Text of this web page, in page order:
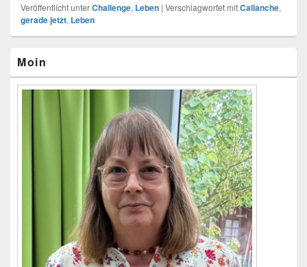
Veröffentlicht unterChallenge, Leben | Verschlagwortet mitCallanche,
gerade jetzt, Leben
Seitenleisten-
Widgetbereich
Moin